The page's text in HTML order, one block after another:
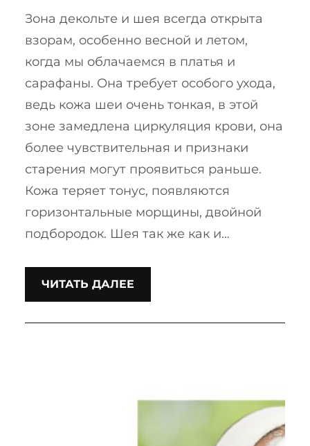
Зона декольте и шея всегда открыта
взорам, особенно весной и летом,
когда мы облачаемся в платья и
сарафаны. Она требует особого ухода,
ведь кожа шеи очень тонкая, в этой
зоне замедлена циркуляция крови, она
более чувствительная и признаки
старения могут проявиться раньше.
Кожа теряет тонус, появляются
горизонтальные морщины, двойной
подбородок. Шея так же как и…
ЧИТАТЬ ДАЛЕЕ